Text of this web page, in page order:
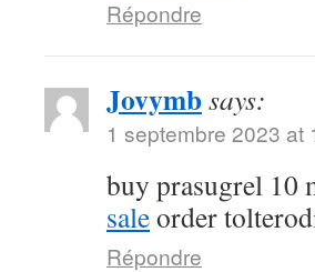
Répondre
Jovymbsays:
1 septembre 2023 at
buy prasugrel 10
saleorder
Répondre